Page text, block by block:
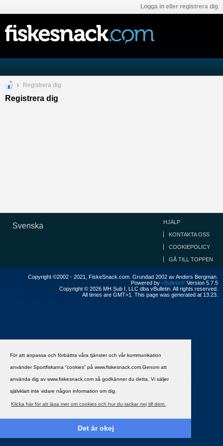
För att anpassa och förbättra våra tjänster och vår kommunikation
använder Sportfiskarna ”cookies” på www.fiskesnack.com.Genom att
använda dig av www.fiskesnack.com så godkänner du detta. Vi säljer
självklart inte vidare någon information om dig.
Klicka här för att läsa mer om cookies och hur du tackar nej till dem.
Det är okej
Logga in eller registrera dig
Registrera dig
Registrera dig
Svenska HJÄLP
KONTAKTA OSS
COOKIEPOLICY
GÅ TILL TOPPEN
Copyright ©2002 - 2021, FiskeSnack.com. Grundad 2002 av Anders Bergman.
Powered by vBulletin® Version 5.7.5
Copyright © 2026 MH Sub I, LLC dba vBulletin. All rights reserved.
All times are GMT+1. This page was generated at 13:23.